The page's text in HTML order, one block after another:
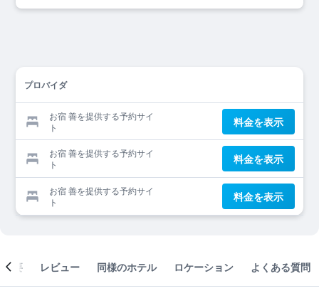
プロバイダ
お宿 善を提供する予約サイ
ト
料金を表示
お宿 善を提供する予約サイ
ト
料金を表示
お宿 善を提供する予約サイ
ト
料金を表示
概要 レビュー 同様のホテル ロケーション よくある質問